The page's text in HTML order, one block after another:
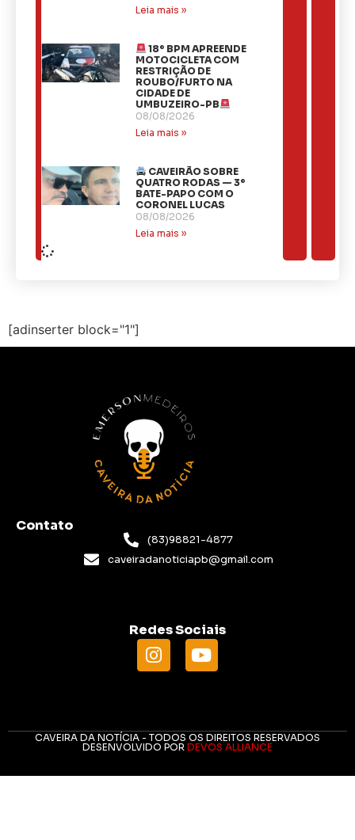
Leia mais »
18º BPM APREENDE
MOTOCICLETA COM
RESTRIÇÃO DE
ROUBO/FURTO NA
CIDADE DE
UMBUZEIRO-PB
08/08/2026
Leia mais »
CAVEIRÃO SOBRE
QUATRO RODAS — 3º
BATE-PAPO COM O
CORONEL LUCAS
08/08/2026
Leia mais »
[adinserter block="1"]
Contato
(83)98821-4877
caveiradanoticiapb@gmail.com
Redes Sociais
CAVEIRA DA NOTÍCIA - TODOS OS DIREITOS RESERVADOS
DESENVOLVIDO POR DEVOS ALLIANCE